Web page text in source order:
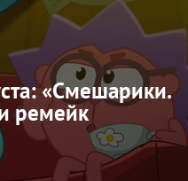
«Смешарики.
ремейк